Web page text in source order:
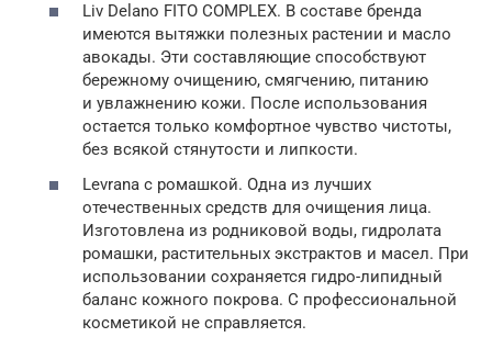
Liv Delano FITO COMPLEX. В составе бренда
имеются вытяжки полезных растении и масло
авокады. Эти составляющие способствуют
бережному очищению, смягчению, питанию
и увлажнению кожи. После использования
остается только комфортное чувство чистоты,
без всякой стянутости и липкости.
Levrana с ромашкой. Одна из лучших
отечественных средств для очищения лица.
Изготовлена из родниковой воды, гидролата
ромашки, растительных экстрактов и масел. При
использовании сохраняется гидро-липидный
баланс кожного покрова. С профессиональной
косметикой не справляется.